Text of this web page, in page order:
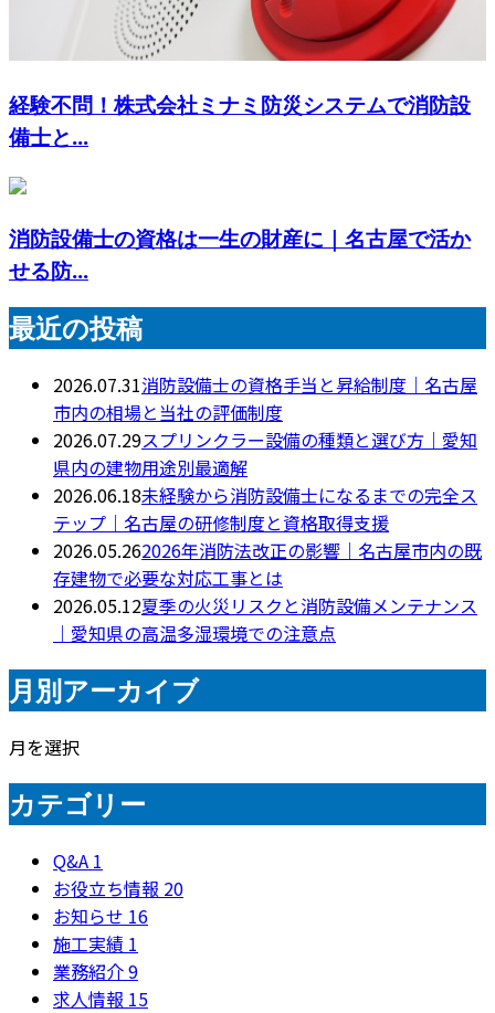
経験不問！株式会社ミナミ防災システムで消防設
備士と...
消防設備士の資格は一生の財産に｜名古屋で活か
せる防...
最近の投稿
2026.07.31消防設備士の資格手当と昇給制度｜名古屋
市内の相場と当社の評価制度
2026.07.29スプリンクラー設備の種類と選び方｜愛知
県内の建物用途別最適解
2026.06.18未経験から消防設備士になるまでの完全ス
テップ｜名古屋の研修制度と資格取得支援
2026.05.262026年消防法改正の影響｜名古屋市内の既
存建物で必要な対応工事とは
2026.05.12夏季の火災リスクと消防設備メンテナンス
｜愛知県の高温多湿環境での注意点
月別アーカイブ
月を選択
カテゴリー
Q&A 1
お役立ち情報 20
お知らせ 16
施工実績 1
業務紹介9
求人情報 15